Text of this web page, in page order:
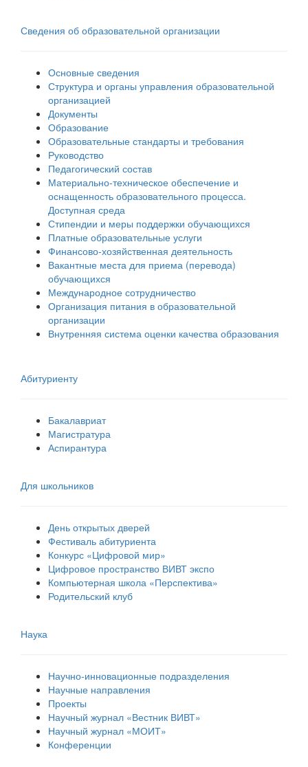
Сведения об образовательной организации
Основные сведения
Структура и органы управления образовательной
организацией
Документы
Образование
Образовательные стандарты и требования
Руководство
Педагогический состав
Материально-техническое обеспечение и
оснащенность образовательного процесса.
Доступная среда
Стипендии и меры поддержки обучающихся
Платные образовательные услуги
Финансово-хозяйственная деятельность
Вакантные места для приема (перевода)
обучающихся
Международное сотрудничество
Организация питания в образовательной
организации
Внутренняя система оценки качества образования
Абитуриенту
Бакалавриат
Магистратура
Аспирантура
Для школьников
День открытых дверей
Фестиваль абитуриента
Конкурс «Цифровой мир»
Цифровое пространство ВИВТ экспо
Компьютерная школа «Перспектива»
Родительский клуб
Наука
Научно-инновационные подразделения
Научные направления
Проекты
Научный журнал «Вестник ВИВТ»
Научный журнал «МОИТ»
Конференции